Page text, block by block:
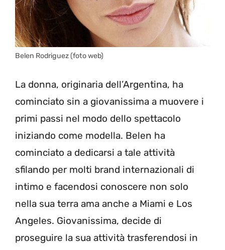
Belen Rodriguez (foto web)
La donna, originaria dell’Argentina, ha
cominciato sin a giovanissima a muovere i
primi passi nel modo dello spettacolo
iniziando come modella. Belen ha
cominciato a dedicarsi a tale attività
sfilando per molti brand internazionali di
intimo e facendosi conoscere non solo
nella sua terra ama anche a Miami e Los
Angeles. Giovanissima, decide di
proseguire la sua attività trasferendosi in